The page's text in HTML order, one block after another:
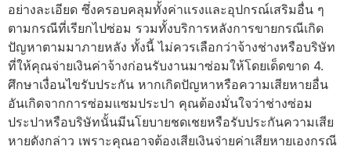
อย่างละเอียด ซึ่งครอบคลุมทั้งค่าแรงและอุปกรณ์เสริมอื่น ๆ
ตามกรณีที่เรียกไปซ่อม รวมทั้งบริการหลังการขายกรณีเกิด
ปัญหาตามมาภายหลัง ทั้งนี้ ไม่ควรเลือกว่าจ้างช่างหรือบริษัท
ที่ให้คุณจ่ายเงินค่าจ้างก่อนรับงานมาซ่อมให้โดยเด็ดขาด 4.
ศึกษาเงื่อนไขรับประกัน หากเกิดปัญหาหรือความเสียหายอื่น
อันเกิดจากการซ่อมแซมประปา คุณต้องมั่นใจว่าช่างซ่อม
ประปาหรือบริษัทนั้นมีนโยบายชดเชยหรือรับประกันความเสีย
หายดังกล่าว เพราะคุณอาจต้องเสียเงินจ่ายค่าเสียหายเองกรณี